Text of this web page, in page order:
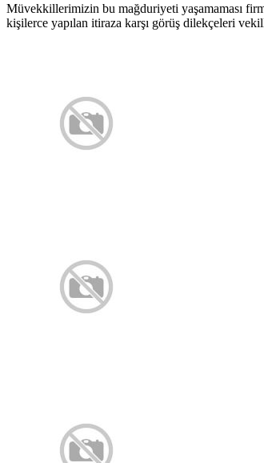
Müvekkillerimizin bu mağduriyeti yaşamaması
kişilerce yapılan itiraza karşı görüş dilekçeleri